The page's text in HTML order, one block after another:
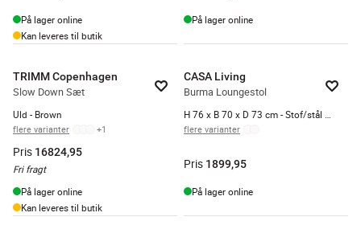
På lager online
Kan leveres til butik
På lager online
TRIMM Copenhagen
Slow Down Sæt
Uld - Brown
flere varianter +1
Pris 16824,95
Fri fragt
På lager online
Kan leveres til butik
CASA Living
Burma Loungestol
flere varianter
Pris 1899,95
På lager online